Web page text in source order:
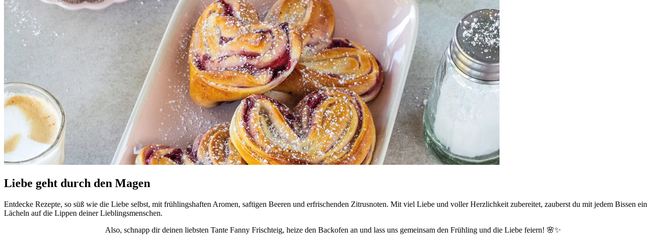
Liebe geht durch den Magen
Entdecke Rezepte, so süß wie die Liebe selbst, mit frühlingshaften Aromen, saftigen Beeren und erfrischenden Zitrusnoten. Mit viel Liebe und voller Herzlichkeit zubereitet, zauberst du mit jedem Bissen ein
Lächeln auf die Lippen deiner Lieblingsmenschen.
Also, schnapp dir deinen liebsten Tante Fanny Frischteig, heize den Backofen an und lass uns gemeinsam den Frühling und die Liebe feiern! 🌸✨